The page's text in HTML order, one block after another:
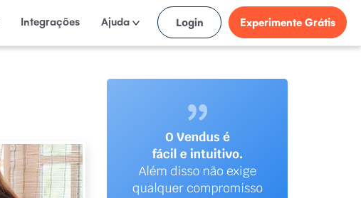
Integrações Ajuda Login Experimente Grátis